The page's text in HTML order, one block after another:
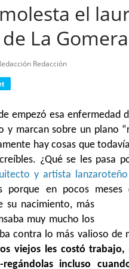
el
La Gomera
Redacción
empezó esa enfermedad
y marcan sobre un plano
hay cosas que
¿Qué se les pasa
y artista lanzaroteño
porque en pocos meses
su nacimiento, más
muy mucho los
contra lo más valioso
viejos les costó
regándolas incluso